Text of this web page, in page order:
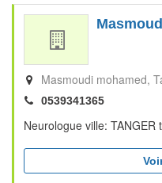
Masmoudi mohamed
0539341365
Neurologue ville: